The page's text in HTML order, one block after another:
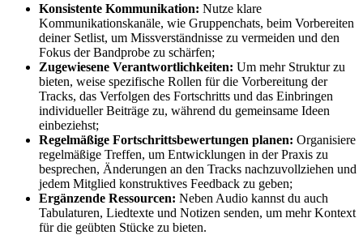
Konsistente Kommunikation: Nutze klare
Kommunikationskanäle, wie Gruppenchats, beim Vorbereiten
deiner Setlist, um Missverständnisse zu vermeiden und den
Fokus der Bandprobe zu schärfen;
Zugewiesene Verantwortlichkeiten: Um mehr Struktur zu
bieten, weise spezifische Rollen für die Vorbereitung der
Tracks, das Verfolgen des Fortschritts und das Einbringen
individueller Beiträge zu, während du gemeinsame Ideen
einbeziehst;
Regelmäßige Fortschrittsbewertungen planen: Organisiere
regelmäßige Treffen, um Entwicklungen in der Praxis zu
besprechen, Änderungen an den Tracks nachzuvollziehen und
jedem Mitglied konstruktives Feedback zu geben;
Ergänzende Ressourcen: Neben Audio kannst du auch
Tabulaturen, Liedtexte und Notizen senden, um mehr Kontext
für die geübten Stücke zu bieten.